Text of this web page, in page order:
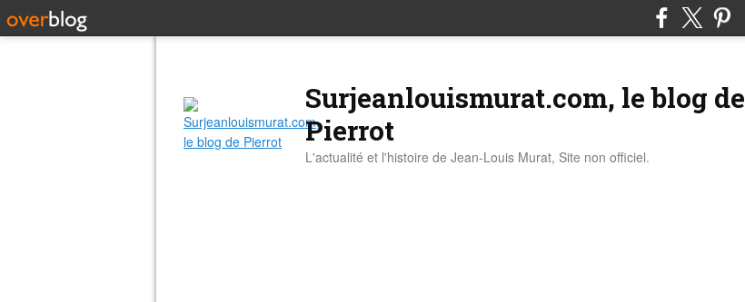
Surjeanlouismurat.com, le blog de
Pierrot
L'actualité et l'histoire de Jean-Louis Murat, Site non officiel.